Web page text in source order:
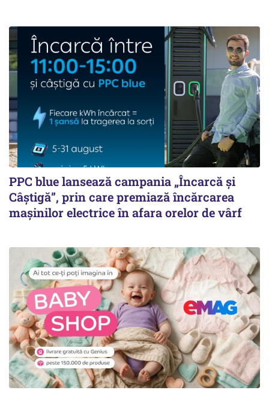
PPC blue lansează campania „Încarcă și
Câștigă”, prin care premiază încărcarea
mașinilor electrice în afara orelor de vârf